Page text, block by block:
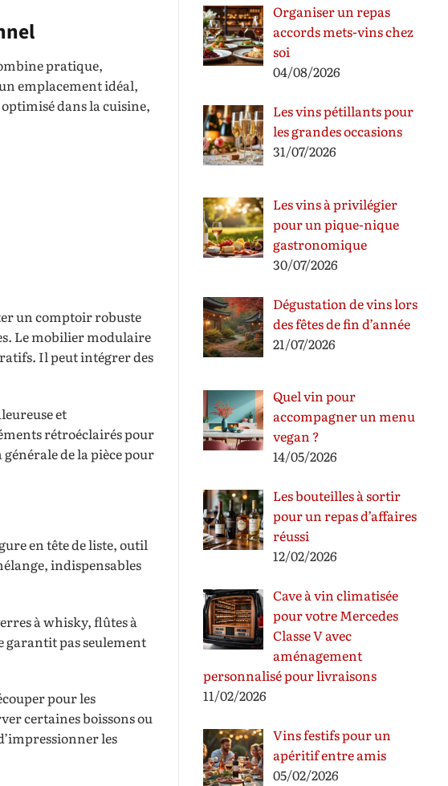
pratique,
emplacement idéal,
dans la cuisine,
un comptoir robuste
Le mobilier modulaire
Il peut intégrer des
et
rétroéclairés pour
de la pièce pour
en tête de liste, outil
indispensables
à whisky, flûtes à
garantit pas seulement
pour les
certaines boissons ou
les
Organiser un repas
accords mets-vins chez
soi
04/08/2026
Les vins pétillants pour
les grandes occasions
31/07/2026
Les vins à privilégier
pour un pique-nique
gastronomique
30/07/2026
Dégustation de vins lors
des fêtes de fin d’année
21/07/2026
Quel vin pour
accompagner un menu
vegan ?
14/05/2026
Les bouteilles à sortir
pour un repas d’affaires
réussi
12/02/2026
Cave à vin climatisée
pour votre Mercedes
Classe V avec
aménagement
personnalisé pour livraisons
11/02/2026
Vins festifs pour un
apéritif entre amis
05/02/2026